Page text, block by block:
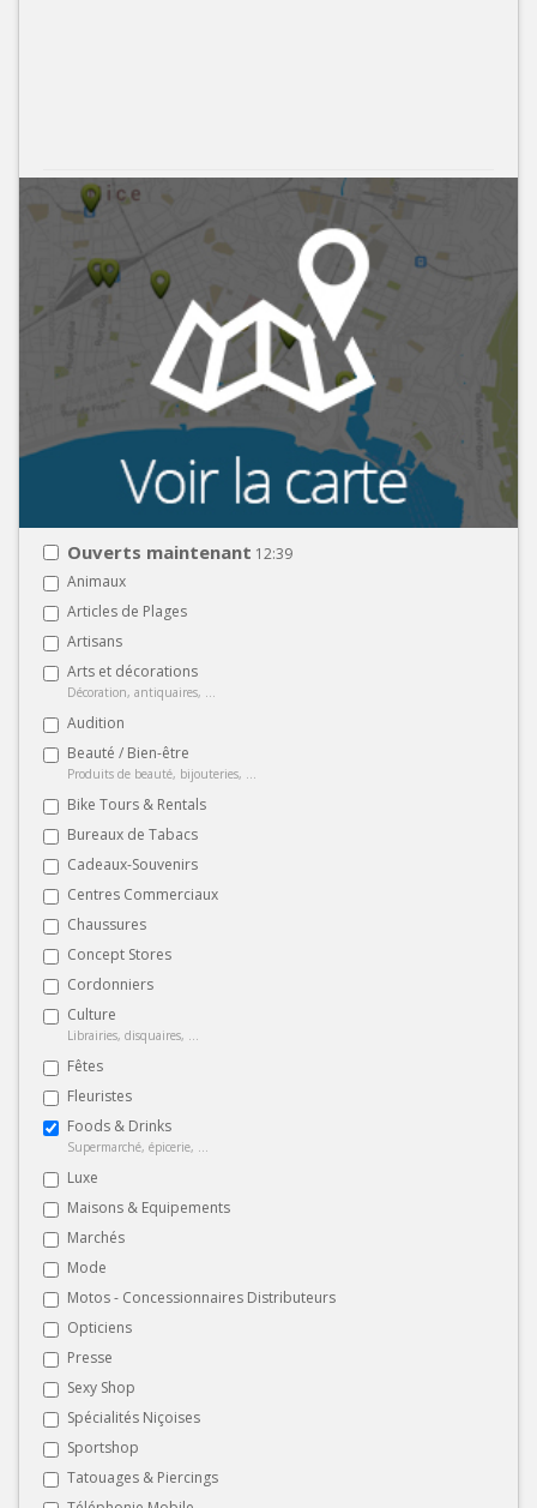
Ouverts maintenant 12:39
Animaux
Articles de Plages
Artisans
Arts et décorations
Décoration, antiquaires, ...
Audition
Beauté / Bien-être
Produits de beauté, bijouteries, ...
Bike Tours & Rentals
Bureaux de Tabacs
Cadeaux-Souvenirs
Centres Commerciaux
Chaussures
Concept Stores
Cordonniers
Culture
Librairies, disquaires, ...
Fêtes
Fleuristes
Foods & Drinks
Supermarché, épicerie, ...
Luxe
Maisons & Equipements
Marchés
Mode
Motos - Concessionnaires Distributeurs
Opticiens
Presse
Sexy Shop
Spécialités Niçoises
Sportshop
Tatouages & Piercings